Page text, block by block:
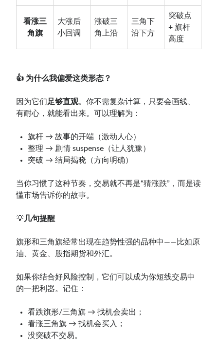
看涨三
角旗
大涨后
小回调
涨破三
角上沿
三角下
沿下方
突破点
+ 旗杆
高度
👍 为什么我偏爱这类形态？
因为它们 足够直观。你不需复杂计算，只要会画线、
有耐心，就能看出来。可以理解为：
旗杆 → 故事的开端（激动人心）
整理 → 剧情 suspense（让人犹豫）
突破 → 结局揭晓（方向明确）
当你习惯了这种节奏，交易就不再是“猜涨跌”，而是读
懂市场告诉你的故事。
💡几句提醒
旗形和三角旗经常出现在趋势性强的品种中——比如原
油、黄金、股指期货和外汇。
如果你结合好风险控制，它们可以成为你短线交易中
的一把利器。记住：
看跌旗形/三角旗 → 找机会卖出；
看涨三角旗 → 找机会买入；
没突破不交易。